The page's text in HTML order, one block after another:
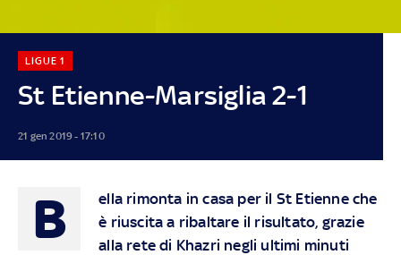
St Etienne-Marsiglia 2-1
LIGUE 1
21 gen 2019 - 17:10
B
ella rimonta in casa per il St Etienne che
è riuscita a ribaltare il risultato, grazie
alla rete di Khazri negli ultimi minuti